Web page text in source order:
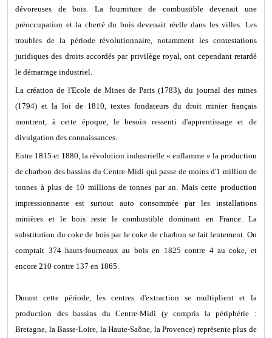
dévoreuses de bois. La fourniture de combustible devenait une
préoccupation et la cherté du bois devenait réelle dans les villes. Les
troubles de la période révolutionnaire, notamment les contestations
juridiques des droits accordés par privilège royal, ont cependant retardé
le démarrage industriel.
La création de l'Ecole de Mines de Paris (1783), du journal des mines
(1794) et la loi de 1810, textes fondateurs du droit minier français
montrent, à cette époque, le besoin ressenti d'apprentissage et de
divulgation des connaissances.
Entre 1815 et 1880, la révolution industrielle « enflamme » la production
de charbon des bassins du Centre-Midi qui passe de moins d'1 million de
tonnes à plus de 10 millions de tonnes par an. Mais cette production
impressionnante est surtout auto consommée par les installations
minières et le bois reste le combustible dominant en France. La
substitution du coke de bois par le coke de charbon se fait lentement. On
comptait 374 hauts-fourneaux au bois en 1825 contre 4 au coke, et
encore 210 contre 137 en 1865.
Durant cette période, les centres d'extraction se multiplient et la
production des bassins du Centre-Midi (y compris la périphérie :
Bretagne, la Basse-Loire, la Haute-Saône, la Provence) représente plus de